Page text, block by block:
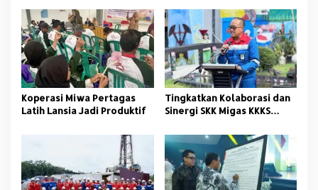
Pengelolaan Sampah
Berkelanjutan
Nasional
Koperasi Miwa Pertagas
Latih Lansia Jadi Produktif
Tingkatkan Kolaborasi dan
Sinergi SKK Migas KKKS
Lifting Olympic